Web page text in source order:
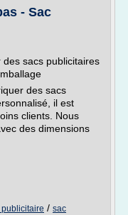
- Sac
sacs publicitaires
des sacs
il est
clients. Nous
des dimensions
/ sac